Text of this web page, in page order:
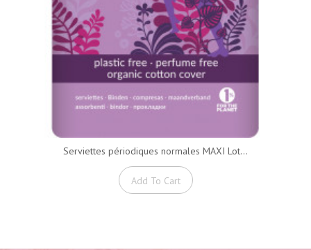
Serviettes périodiques normales MAXI Lot...
Add To Cart